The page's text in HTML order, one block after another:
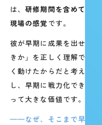
は、研修期間を含めて通常
現場の感覚です。
彼が早期に成果を出せた
きか」を正しく理解でき
く動けたからだと考えて
し、早期に戦力化できる
って大きな価値です。
——なぜ、そこまで早く立